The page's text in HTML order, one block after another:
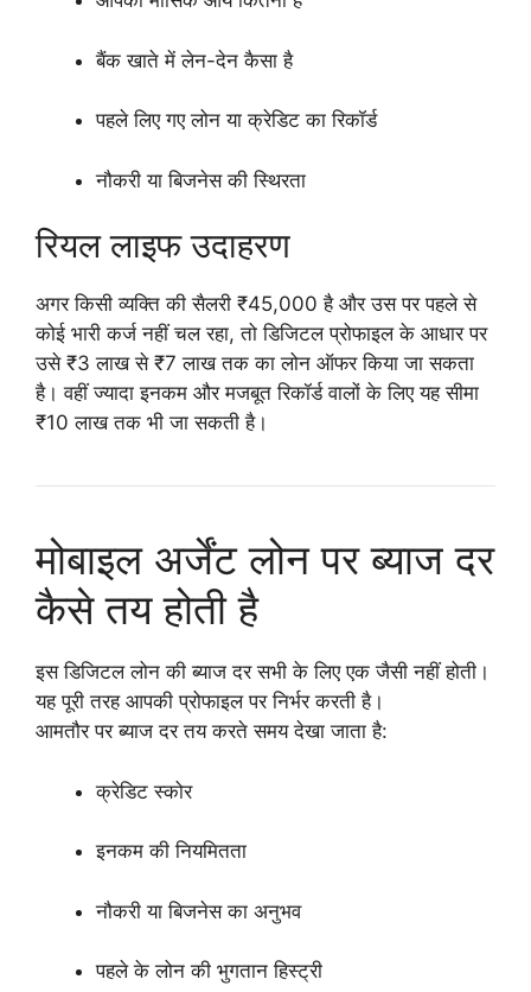
बैंक खाते में लेन-देन कैसा है
पहले लिए गए लोन या क्रेडिट का रिकॉर्ड
नौकरी या बिजनेस की स्थिरता
रियल लाइफ उदाहरण
अगर किसी व्यक्ति की सैलरी ₹45,000 है और उस पर पहले से
कोई भारी कर्ज नहीं चल रहा, तो डिजिटल प्रोफाइल के आधार पर
उसे ₹3 लाख से ₹7 लाख तक का लोन ऑफर किया जा सकता
है। वहीं ज्यादा इनकम और मजबूत रिकॉर्ड वालों के लिए यह सीमा
₹10 लाख तक भी जा सकती है।
मोबाइल अर्जेंट लोन पर ब्याज दर
कैसे तय होती है
इस डिजिटल लोन की ब्याज दर सभी के लिए एक जैसी नहीं होती।
यह पूरी तरह आपकी प्रोफाइल पर निर्भर करती है।
आमतौर पर ब्याज दर तय करते समय देखा जाता है:
क्रेडिट स्कोर
इनकम की नियमितता
नौकरी या बिजनेस का अनुभव
पहले के लोन की भुगतान हिस्ट्री